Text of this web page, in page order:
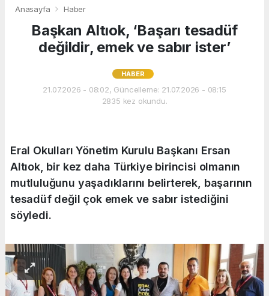
Anasayfa Haber
Başkan Altıok, ‘Başarı tesadüf
değildir, emek ve sabır ister’
HABER
21.07.2026 - 08:02, Güncelleme: 21.07.2026 - 08:15
2835 kez okundu.
Eral Okulları Yönetim Kurulu Başkanı Ersan
Altıok, bir kez daha Türkiye birincisi olmanın
mutluluğunu yaşadıklarını belirterek, başarının
tesadüf değil çok emek ve sabır istediğini
söyledi.